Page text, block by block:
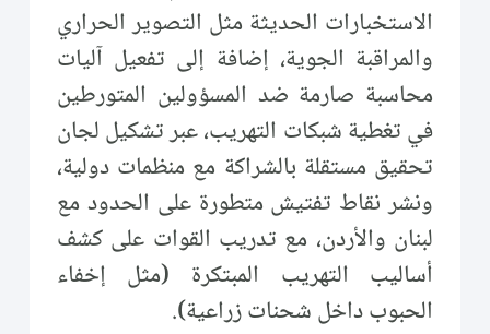
الاستخبارات الحديثة مثل التصوير الحراري
والمراقبة الجوية، إضافة إلى تفعيل آليات
محاسبة صارمة ضد المسؤولين المتورطين
في تغطية شبكات التهريب، عبر تشكيل لجان
تحقيق مستقلة بالشراكة مع منظمات دولية،
ونشر نقاط تفتيش متطورة على الحدود مع
لبنان والأردن، مع تدريب القوات على كشف
أساليب التهريب المبتكرة (مثل إخفاء
الحبوب داخل شحنات زراعية).